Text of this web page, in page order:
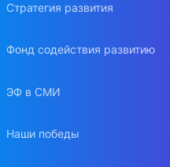
Стратегия развития
Фонд содействия развитию
ЭФ в СМИ
Наши победы